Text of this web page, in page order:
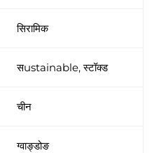
सिरामिक
सustainable, स्टॉक्ड
चीन
ग्वाङ्डोङ